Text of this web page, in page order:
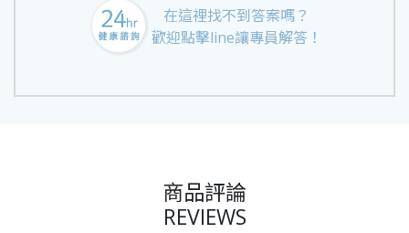
在這裡找不到答案嗎？
歡迎點擊line讓專員解答！
商品評論
REVIEWS